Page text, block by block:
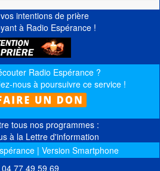
intentions de prière
à Radio Espérance !
Radio Espérance ?
nous à poursuivre ce service !
tous nos programmes :
à la Lettre d'information
| Version Smartphone
04 77 49 59 69